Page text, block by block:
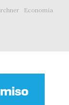
Economía